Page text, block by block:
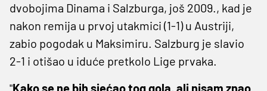
dvobojima Dinama i Salzburga, još 2009., kad je
nakon remija u prvoj utakmici (1-1) u Austriji,
zabio pogodak u Maksimiru. Salzburg je slavio
2-1 i otišao u iduće pretkolo Lige prvaka.
"Kako se ne bih sjećao tog gola, ali nisam znao